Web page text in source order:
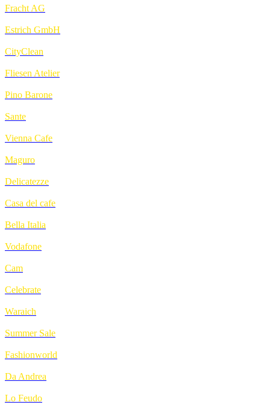
Fracht AG
Estrich GmbH
CityClean
Fliesen Atelier
Pino Barone
Sante
Vienna Cafe
Maguro
Delicatezze
Casa del cafe
Bella Italia
Vodafone
Cam
Celebrate
Waraich
Summer Sale
Fashionworld
Da Andrea
Lo Feudo